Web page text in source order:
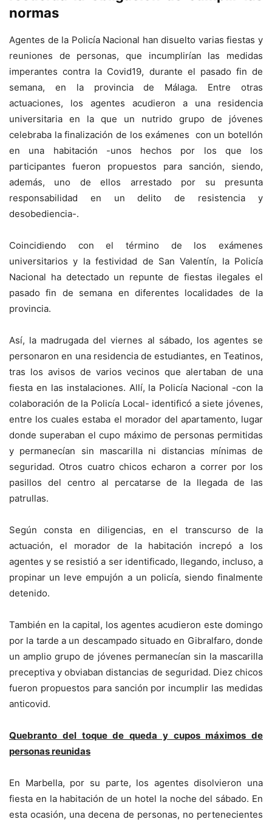
normas
Agentes de la Policía Nacional han disuelto varias fiestas y
reuniones de personas, que incumplirían las medidas
imperantes contra la Covid19, durante el pasado fin de
semana, en la provincia de Málaga. Entre otras
actuaciones, los agentes acudieron a una residencia
universitaria en la que un nutrido grupo de jóvenes
celebraba la finalización de los exámenes con un botellón
en una habitación -unos hechos por los que los
participantes fueron propuestos para sanción, siendo,
además, uno de ellos arrestado por su presunta
responsabilidad en un delito de resistencia y
desobediencia-.
Coincidiendo con el término de los exámenes
universitarios y la festividad de San Valentín, la Policía
Nacional ha detectado un repunte de fiestas ilegales el
pasado fin de semana en diferentes localidades de la
provincia.
Así, la madrugada del viernes al sábado, los agentes se
personaron en una residencia de estudiantes, en Teatinos,
tras los avisos de varios vecinos que alertaban de una
fiesta en las instalaciones. Allí, la Policía Nacional -con la
colaboración de la Policía Local- identificó a siete jóvenes,
entre los cuales estaba el morador del apartamento, lugar
donde superaban el cupo máximo de personas permitidas
y permanecían sin mascarilla ni distancias mínimas de
seguridad. Otros cuatro chicos echaron a correr por los
pasillos del centro al percatarse de la llegada de las
patrullas.
Según consta en diligencias, en el transcurso de la
actuación, el morador de la habitación increpó a los
agentes y se resistió a ser identificado, llegando, incluso, a
propinar un leve empujón a un policía, siendo finalmente
detenido.
También en la capital, los agentes acudieron este domingo
por la tarde a un descampado situado en Gibralfaro, donde
un amplio grupo de jóvenes permanecían sin la mascarilla
preceptiva y obviaban distancias de seguridad. Diez chicos
fueron propuestos para sanción por incumplir las medidas
anticovid.
Quebranto del toque de queda y cupos máximos de
personas reunidas
En Marbella, por su parte, los agentes disolvieron una
fiesta en la habitación de un hotel la noche del sábado. En
esta ocasión, una decena de personas, no pertenecientes